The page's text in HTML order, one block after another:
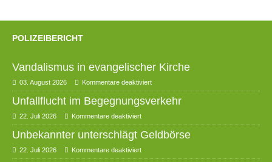
POLIZEIBERICHT
Vandalismus in evangelischer Kirche
03. August 2026 Kommentare deaktiviert
Unfallflucht im Begegnungsverkehr
22. Juli 2026 Kommentare deaktiviert
Unbekannter unterschlägt Geldbörse
22. Juli 2026 Kommentare deaktiviert